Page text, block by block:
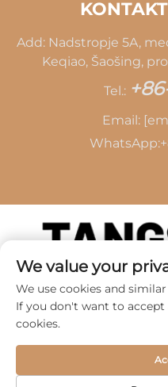
Add: Nadstropje 5A,
Keqiao, Šaošing,
Tel.:
Email:
WhatsApp:
Avtorske pravice ©
LEATHER CO.,
We value your
We use cookies and
If you don't want to accept
cookies.